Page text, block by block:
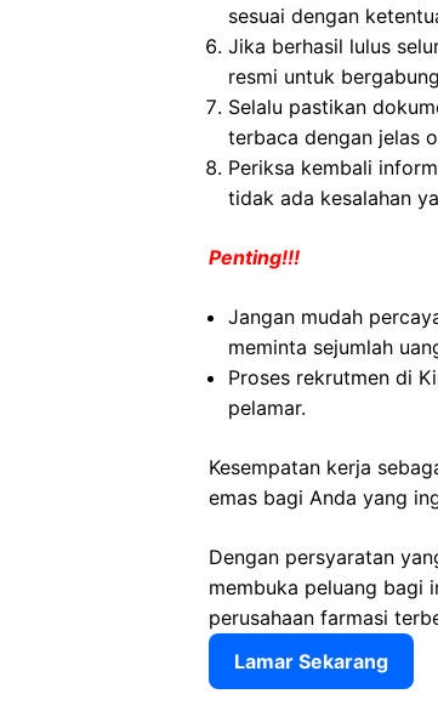
sesuai dengan
Jika berhasil lulus
resmi untuk
Selalu pastikan
terbaca dengan jelas
Periksa kembali
tidak ada kesalahan
Penting!!!
Jangan mudah
meminta sejumlah
Proses rekrutmen di
pelamar.
Kesempatan kerja
emas bagi Anda yang
Dengan persyaratan
membuka peluang bagi
perusahaan farmasi
Lamar Sekarang